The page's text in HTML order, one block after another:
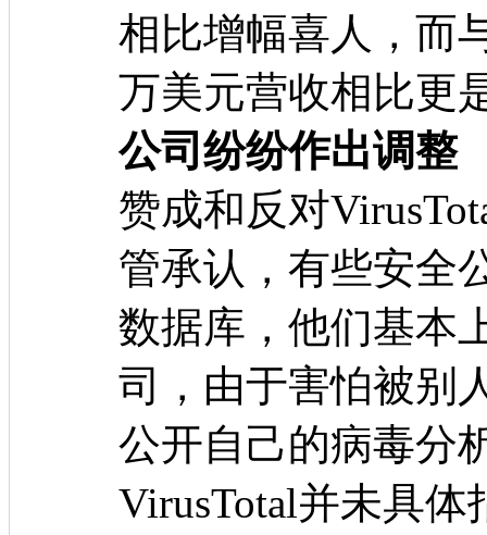
相比增幅喜人，而
万美元营收相比更
公司纷纷作出调整
赞成和反对
管承认，有些安全
数据库，他们基本
司，由于害怕被别
公开自己的病毒分
VirusTotal并未具